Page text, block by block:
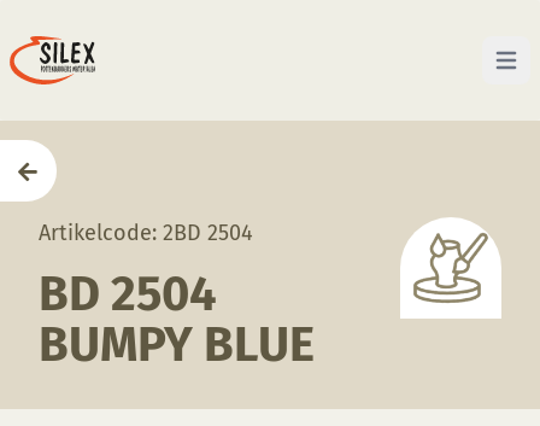
Open
Artikelcode: 2BD 2504
BD 2504
BUMPY BLUE